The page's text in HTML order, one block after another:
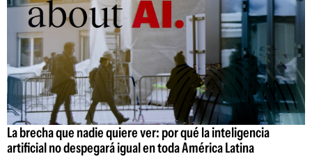
La brecha que nadie quiere ver: por qué la inteligencia
artificial no despegará igual en toda América Latina